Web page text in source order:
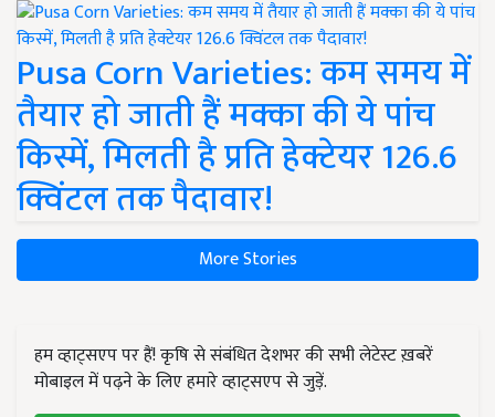
Pusa Corn Varieties: कम समय में
तैयार हो जाती हैं मक्का की ये पांच
किस्में, मिलती है प्रति हेक्टेयर 126.6
क्विंटल तक पैदावार!
More Stories
हम व्हाट्सएप पर हैं! कृषि से संबंधित देशभर की सभी लेटेस्ट ख़बरें
मोबाइल में पढ़ने के लिए हमारे व्हाट्सएप से जुड़ें.